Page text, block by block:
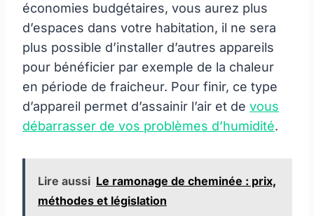
économies budgétaires, vous aurez plus
d’espaces dans votre habitation, il ne sera
plus possible d’installer d’autres appareils
pour bénéficier par exemple de la chaleur
en période de fraicheur. Pour finir, ce type
d’appareil permet d’assainir l’air et de vous
débarrasser de vos problèmes d’humidité.
Lire aussi Le ramonage de cheminée : prix,
méthodes et législation